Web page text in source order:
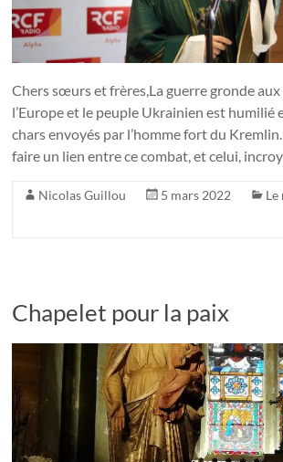
Chers sœurs et frères,La guerre gronde
l’Europe et le peuple Ukrainien est humilié
chars envoyés par l’homme fort du
faire un lien entre ce combat, et celui,
Nicolas Guillou 5 mars 2022 Le
Chapelet pour la paix